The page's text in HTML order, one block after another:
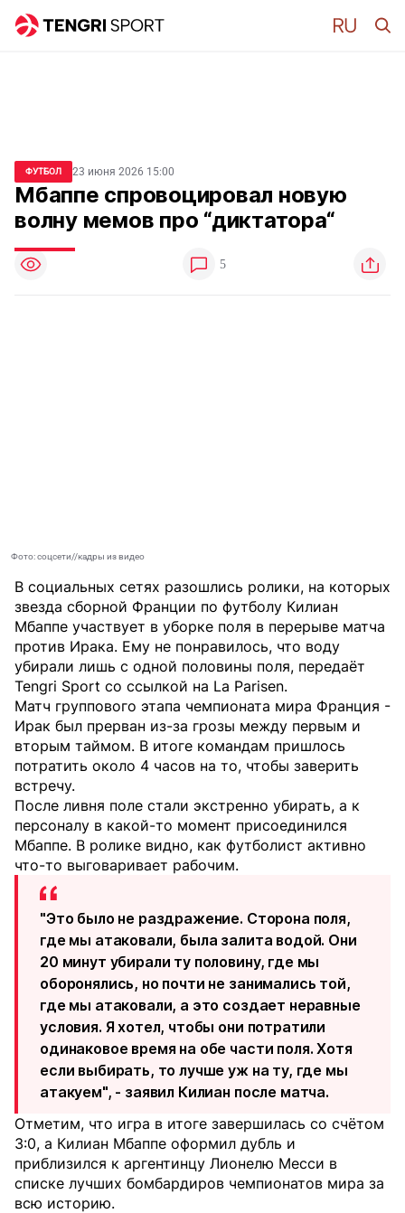
ФУТБОЛ 23 июня 2026 15:00
Мбаппе спровоцировал новую
волну мемов про “диктатора“
5
Фото: соцсети//кадры из видео
В социальных сетях разошлись ролики, на которых
звезда сборной Франции по футболу Килиан
Мбаппе участвует в уборке поля в перерыве матча
против Ирака. Ему не понравилось, что воду
убирали лишь с одной половины поля, передаёт
Tengri Sport со ссылкой на La Parisen.
Матч группового этапа чемпионата мира Франция -
Ирак был прерван из-за грозы между первым и
вторым таймом. В итоге командам пришлось
потратить около 4 часов на то, чтобы заверить
встречу.
После ливня поле стали экстренно убирать, а к
персоналу в какой-то момент присоединился
Мбаппе. В ролике видно, как футболист активно
что-то выговаривает рабочим.
"Это было не раздражение. Сторона поля,
где мы атаковали, была залита водой. Они
20 минут убирали ту половину, где мы
оборонялись, но почти не занимались той,
где мы атаковали, а это создает неравные
условия. Я хотел, чтобы они потратили
одинаковое время на обе части поля. Хотя
если выбирать, то лучше уж на ту, где мы
атакуем", - заявил Килиан после матча.
Отметим, что игра в итоге завершилась со счётом
3:0, а Килиан Мбаппе оформил дубль и
приблизился к аргентинцу Лионелю Месси в
списке лучших бомбардиров чемпионатов мира за
всю историю.